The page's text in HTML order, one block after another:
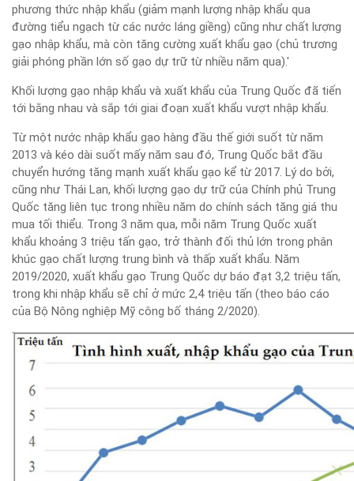
phương thức nhập khẩu (giảm mạnh lượng nhập khẩu qua
đường tiểu ngạch từ các nước láng giềng) cũng như chất lượng
gạo nhập khẩu, mà còn tăng cường xuất khẩu gạo (chủ trương
giải phóng phần lớn số gạo dự trữ từ nhiều năm qua).'
Khối lượng gạo nhập khẩu và xuất khẩu của Trung Quốc đã tiến
tới bằng nhau và sắp tới giai đoạn xuất khẩu vượt nhập khẩu.
Từ một nước nhập khẩu gạo hàng đầu thế giới suốt từ năm
2013 và kéo dài suốt mấy năm sau đó, Trung Quốc bắt đầu
chuyển hướng tăng mạnh xuất khẩu gạo kể từ 2017. Lý do bởi,
cũng như Thái Lan, khối lượng gạo dự trữ của Chính phủ Trung
Quốc tăng liên tục trong nhiều năm do chính sách tăng giá thu
mua tối thiểu. Trong 3 năm qua, mỗi năm Trung Quốc xuất
khẩu khoảng 3 triệu tấn gạo, trở thành đối thủ lớn trong phân
khúc gạo chất lượng trung bình và thấp xuất khẩu. Năm
2019/2020, xuất khẩu gạo Trung Quốc dự báo đạt 3,2 triệu tấn,
trong khi nhập khẩu sẽ chỉ ở mức 2,4 triệu tấn (theo báo cáo
của Bộ Nông nghiệp Mỹ công bố tháng 2/2020).